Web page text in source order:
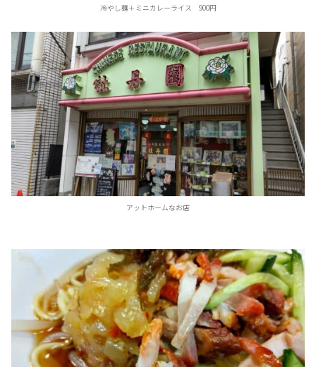
冷やし麺＋ミニカレーライス 900円
アットホームなお店